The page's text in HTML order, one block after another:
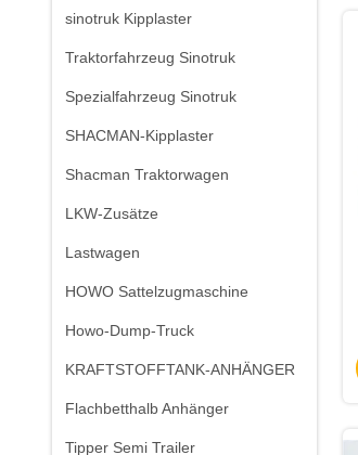
sinotruk Kipplaster
Traktorfahrzeug Sinotruk
Spezialfahrzeug Sinotruk
SHACMAN-Kipplaster
Shacman Traktorwagen
LKW-Zusätze
Lastwagen
HOWO Sattelzugmaschine
Howo-Dump-Truck
KRAFTSTOFFTANK-ANHÄNGER
Flachbetthalb Anhänger
Tipper Semi Trailer